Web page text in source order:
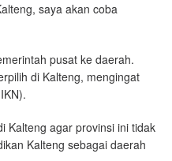
saya akan coba
pusat ke daerah.
di Kalteng, mengingat
Kalteng agar provinsi ini tidak
Kalteng sebagai daerah